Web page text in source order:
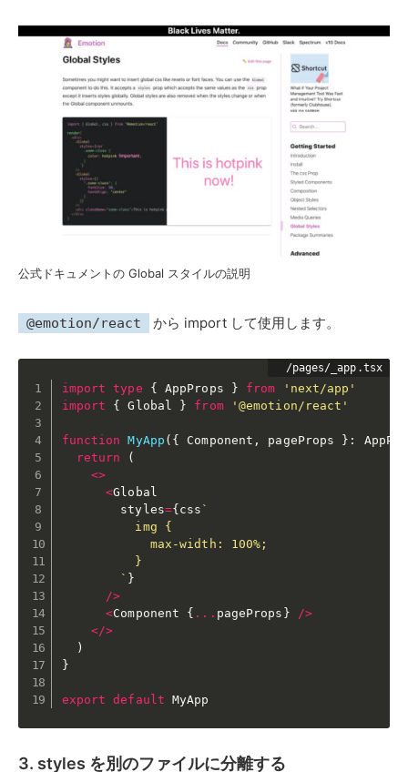
公式ドキュメントの Global スタイルの説明
@emotion/react から import して使用します。
import type { AppProps } from
'next/app'
import
{ Global } from '@emotion/react'
function MyApp ( { Component , pageProps } :
return
(
<>
<Global
        styles
={css `
          img {
            max-width: 100%;
          }
        `
}
/>
<Component { ... pageProps } />
</>
)
}
export default MyApp
3. styles を別のファイルに分離する